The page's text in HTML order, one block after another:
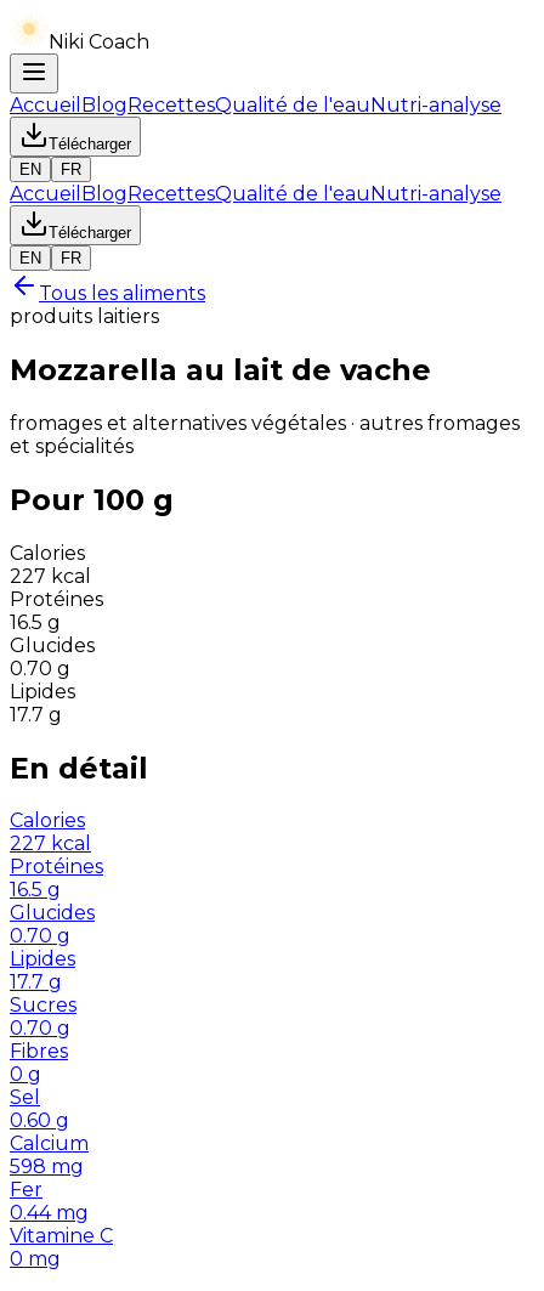
Niki Coach
Accueil BlogRecettesQualité de l'eauNutri-analyse
Télécharger
EN
FR
Accueil BlogRecettesQualité de l'eauNutri-analyse
Télécharger
EN
FR
Tous les aliments
produits laitiers
Mozzarella au lait de vache
fromages et alternatives végétales · autres fromages
et spécialités
Pour 100 g
Calories
227 kcal
Protéines
16.5 g
Glucides
0.70 g
Lipides
17.7 g
En détail
Calories
227 kcal
Protéines
16.5 g
Glucides
0.70 g
Lipides
17.7 g
Sucres
0.70 g
Fibres
0 g
Sel
0.60 g
Calcium
598 mg
Fer
0.44 mg
Vitamine C
0 mg